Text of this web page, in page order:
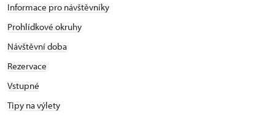
Informace pro návštěvníky
Prohlídkové okruhy
Návštěvní doba
Rezervace
Vstupné
Tipy na výlety